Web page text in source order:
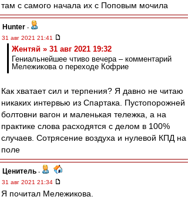
там с самого начала их с Поповым мочила
Hunter -
31 авг 2021 21:41
Жентяй » 31 авг 2021 19:32
Гениальнейшее чтиво вечера – комментарий
Мележикова о переходе Кофрие
Как хватает сил и терпения? Я давно не читаю
никаких интервью из Спартака. Пустопорожней
болтовни вагон и маленькая тележка, а на
практике слова расходятся с делом в 100%
случаев. Сотрясение воздуха и нулевой КПД на
поле
Ценитель -
31 авг 2021 21:34
Я почитал Мележикова.